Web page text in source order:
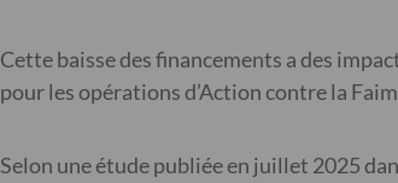
Cette baisse des financements a des
pour les opérations d’Action contre la
Selon une étude publiée en juillet 2025